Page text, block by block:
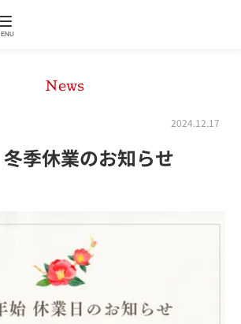
News
2024.12.17
季休業のお知らせ